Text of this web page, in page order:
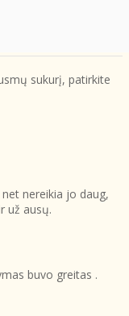
sukurį, patirkite
nereikia jo daug,
už ausų.
buvo greitas .